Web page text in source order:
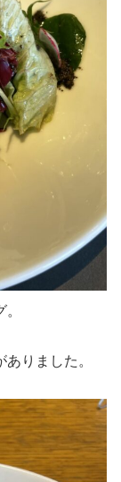
りました。